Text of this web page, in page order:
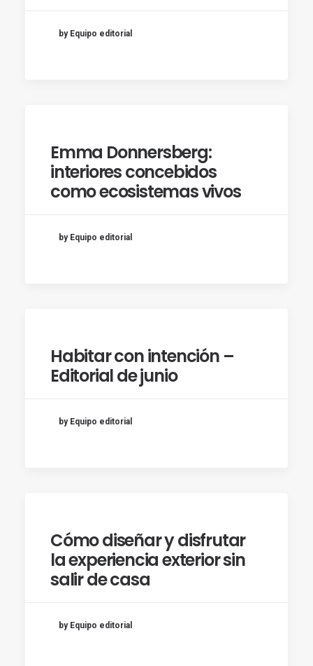
by Equipo editorial
Emma Donnersberg:
interiores concebidos
como ecosistemas vivos
by Equipo editorial
Habitar con intención –
Editorial de junio
by Equipo editorial
Cómo diseñar y disfrutar
la experiencia exterior sin
salir de casa
by Equipo editorial